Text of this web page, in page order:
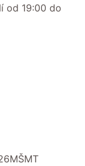
od 19:00 do